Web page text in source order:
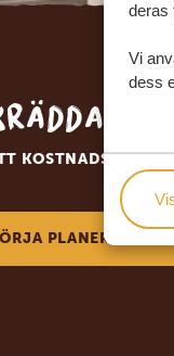
deras
Vi
dess
KOSTNADSFRITT
PLANERA DIN